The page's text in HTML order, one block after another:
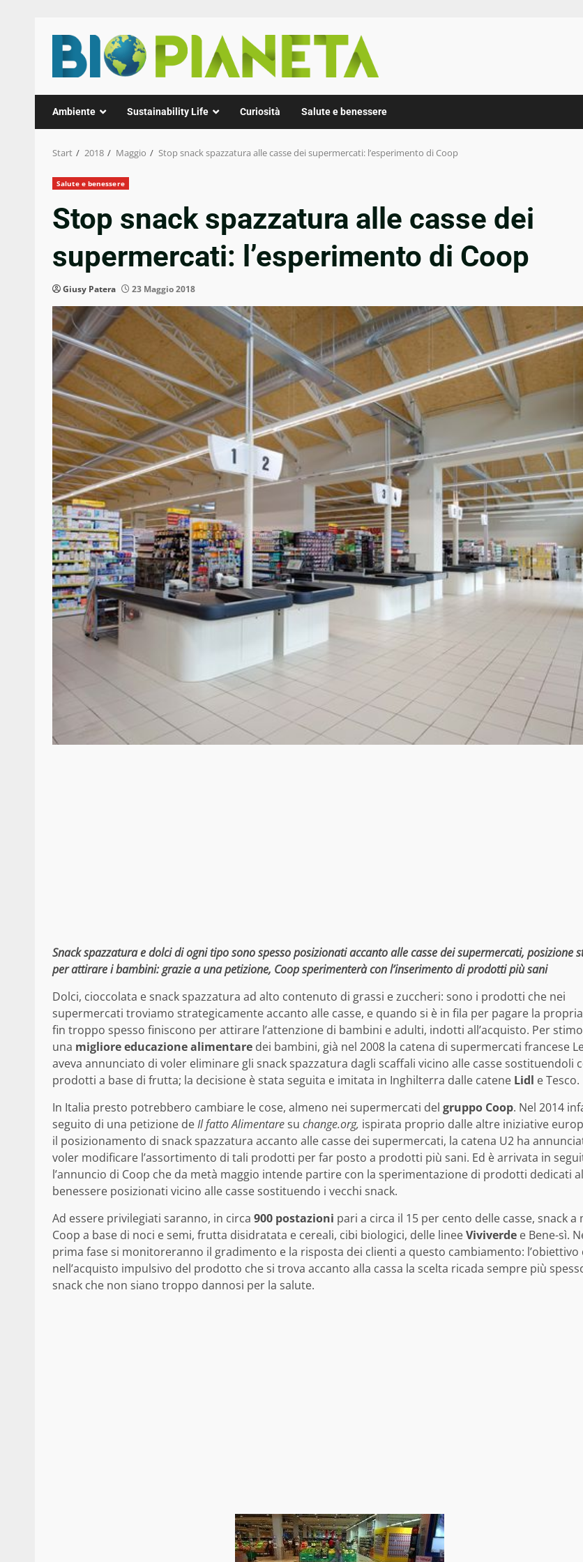
Inhalt
springen
Ambiente Sustainability Life Curiosità Salute e benessere
Start 2018 Maggio Stop snack spazzatura alle casse dei supermercati: l’esperimento di Coop
Salute e benessere
Stop snack spazzatura alle casse dei
supermercati: l’esperimento di Coop
Giusy Patera 23 Maggio 2018
Snack spazzatura e dolci di ogni tipo sono spesso posizionati accanto alle casse dei supermercati, posizione
per attirare i bambini: grazie a una petizione, Coop sperimenterà con l’inserimento di prodotti più sani
Dolci, cioccolata e snack spazzatura ad alto contenuto di grassi e zuccheri: sono i prodotti che nei
supermercati troviamo strategicamente accanto alle casse, e quando si è in fila per pagare la
fin troppo spesso finiscono per attirare l’attenzione di bambini e adulti, indotti all’acquisto. Per
una migliore educazione alimentare dei bambini, già nel 2008 la catena di supermercati francese
aveva annunciato di voler eliminare gli snack spazzatura dagli scaffali vicino alle casse sostituendoli
prodotti a base di frutta; la decisione è stata seguita e imitata in Inghilterra dalle catene Lidl e Tesco.
In Italia presto potrebbero cambiare le cose, almeno nei supermercati del gruppo Coop. Nel 2014
seguito di una petizione deIl fatto Alimentaresu change.org, ispirata proprio dalle altre iniziative
il posizionamento di snack spazzatura accanto alle casse dei supermercati, la catena U2 ha
voler modificare l’assortimento di tali prodotti per far posto a prodotti più sani. Ed è arrivata in
l’annuncio di Coop che da metà maggio intende partire con la sperimentazione di prodotti dedicati al
benessere posizionati vicino alle casse sostituendo i vecchi snack.
Ad essere privilegiati saranno, in circa 900 postazioni pari a circa il 15 per cento delle casse, snack a
Coop a base di noci e semi, frutta disidratata e cereali, cibi biologici, delle lineeViviverde e Bene-sì.
prima fase si monitoreranno il gradimento e la risposta dei clienti a questo cambiamento: l’obiettivo
nell’acquisto impulsivo del prodotto che si trova accanto alla cassa la scelta ricada sempre più
snack che non siano troppo dannosi per la salute.